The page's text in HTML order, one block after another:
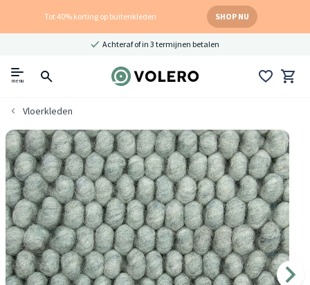
Tot 40% korting op buitenkleden SHOP NU
Achteraf of in 3 termijnen betalen
menu
Vloerkleden